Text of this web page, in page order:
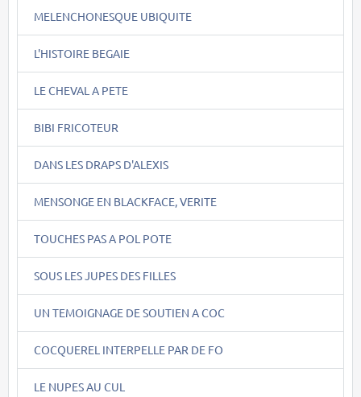
MELENCHONESQUE UBIQUITE
L'HISTOIRE BEGAIE
LE CHEVAL A PETE
BIBI FRICOTEUR
DANS LES DRAPS D'ALEXIS
MENSONGE EN BLACKFACE, VERITE
TOUCHES PAS A POL POTE
SOUS LES JUPES DES FILLES
UN TEMOIGNAGE DE SOUTIEN A COC
COCQUEREL INTERPELLE PAR DE FO
LE NUPES AU CUL